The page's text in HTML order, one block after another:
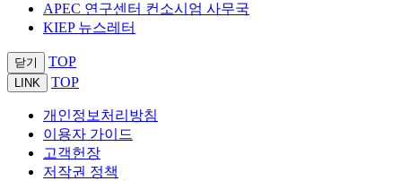
APEC 연구센터 컨소시엄 사무국
KIEP 뉴스레터
닫기 TOP
LINK TOP
개인정보처리방침
이용자 가이드
고객헌장
저작권 정책